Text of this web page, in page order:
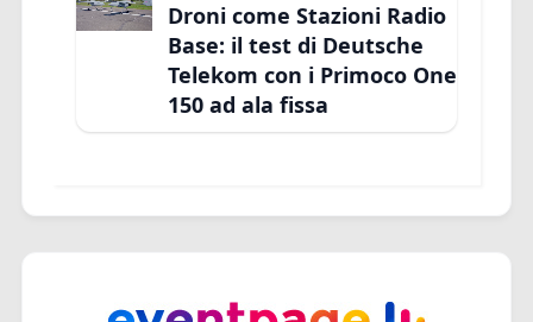
Droni come Stazioni Radio
Base: il test di Deutsche
Telekom con i Primoco One
150 ad ala fissa